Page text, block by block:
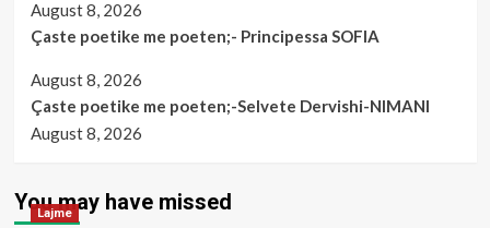
August 8, 2026
Çaste poetike me poeten;- Principessa SOFIA
August 8, 2026
Çaste poetike me poeten;-Selvete Dervishi-NIMANI
August 8, 2026
You may have missed
Lajme